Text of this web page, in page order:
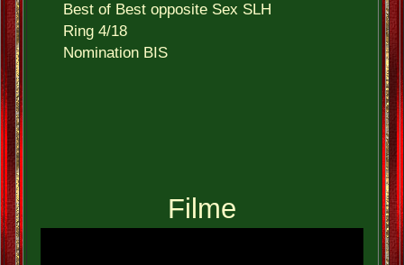
Best of Best opposite Sex SLH
Ring 4/18
Nomination BIS
Filme